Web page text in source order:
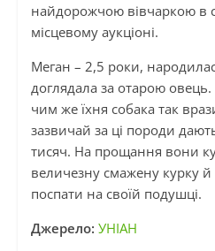
найдорожчою вівчаркою в
місцевому аукціоні.
Меган – 2,5 роки,
доглядала за отарою
чим же їхня собака так
зазвичай за ці породи
тисяч. На прощання вони
величезну смажену курку
поспати на своїй подушці.
Джерело: УНІАН